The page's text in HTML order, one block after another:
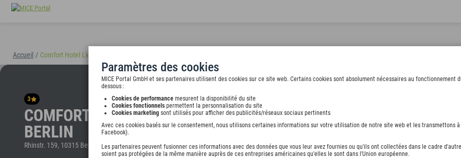
Paramètres des cookies
MICE Portal GmbH et ses partenaires utilisent des cookies sur ce site web. Certains cookies sont absolument nécessaires au fonctionnement
dessous :
Cookies de performance mesurent la disponibilité du site
Cookies fonctionnels permettent la personnalisation du site
Cookies marketing sont utilisés pour afficher des publicités/réseaux sociaux pertinents
Avec ces cookies basés sur le consentement, nous utilisons certaines informations sur votre utilisation de notre site web et les transmettons
Facebook).
Les partenaires peuvent fusionner ces informations avec des données que vous leur avez fournies ou qu'ils ont collectées dans le cadre
soient pas protégées de la même manière auprès de ces entreprises américaines qu'elles le sont dans l'Union européenne.
Accueil / Comfort Hotel Lichtenberg Berlin
3
COMFORT HOTEL LICHTENBERG
BERLIN
Rhinstr. 159, 10315 Berlin, undefined